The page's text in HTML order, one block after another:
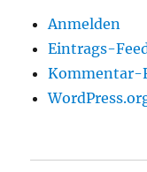
Anmelden
Eintrags-
Kommentar-